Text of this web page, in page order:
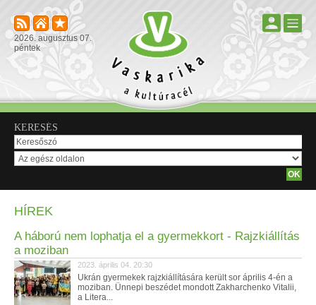
2026. augusztus 07.
péntek
KERESÉS
HÍREK
A háború nem lophatja el a gyermekkort - Rajzkiállítás
a moziban
2023. április 04. 20:30
Ukrán gyermekek rajzkiállítására került sor április 4-én a
moziban. Ünnepi beszédet mondott Zakharchenko Vitalii,
a Litera...